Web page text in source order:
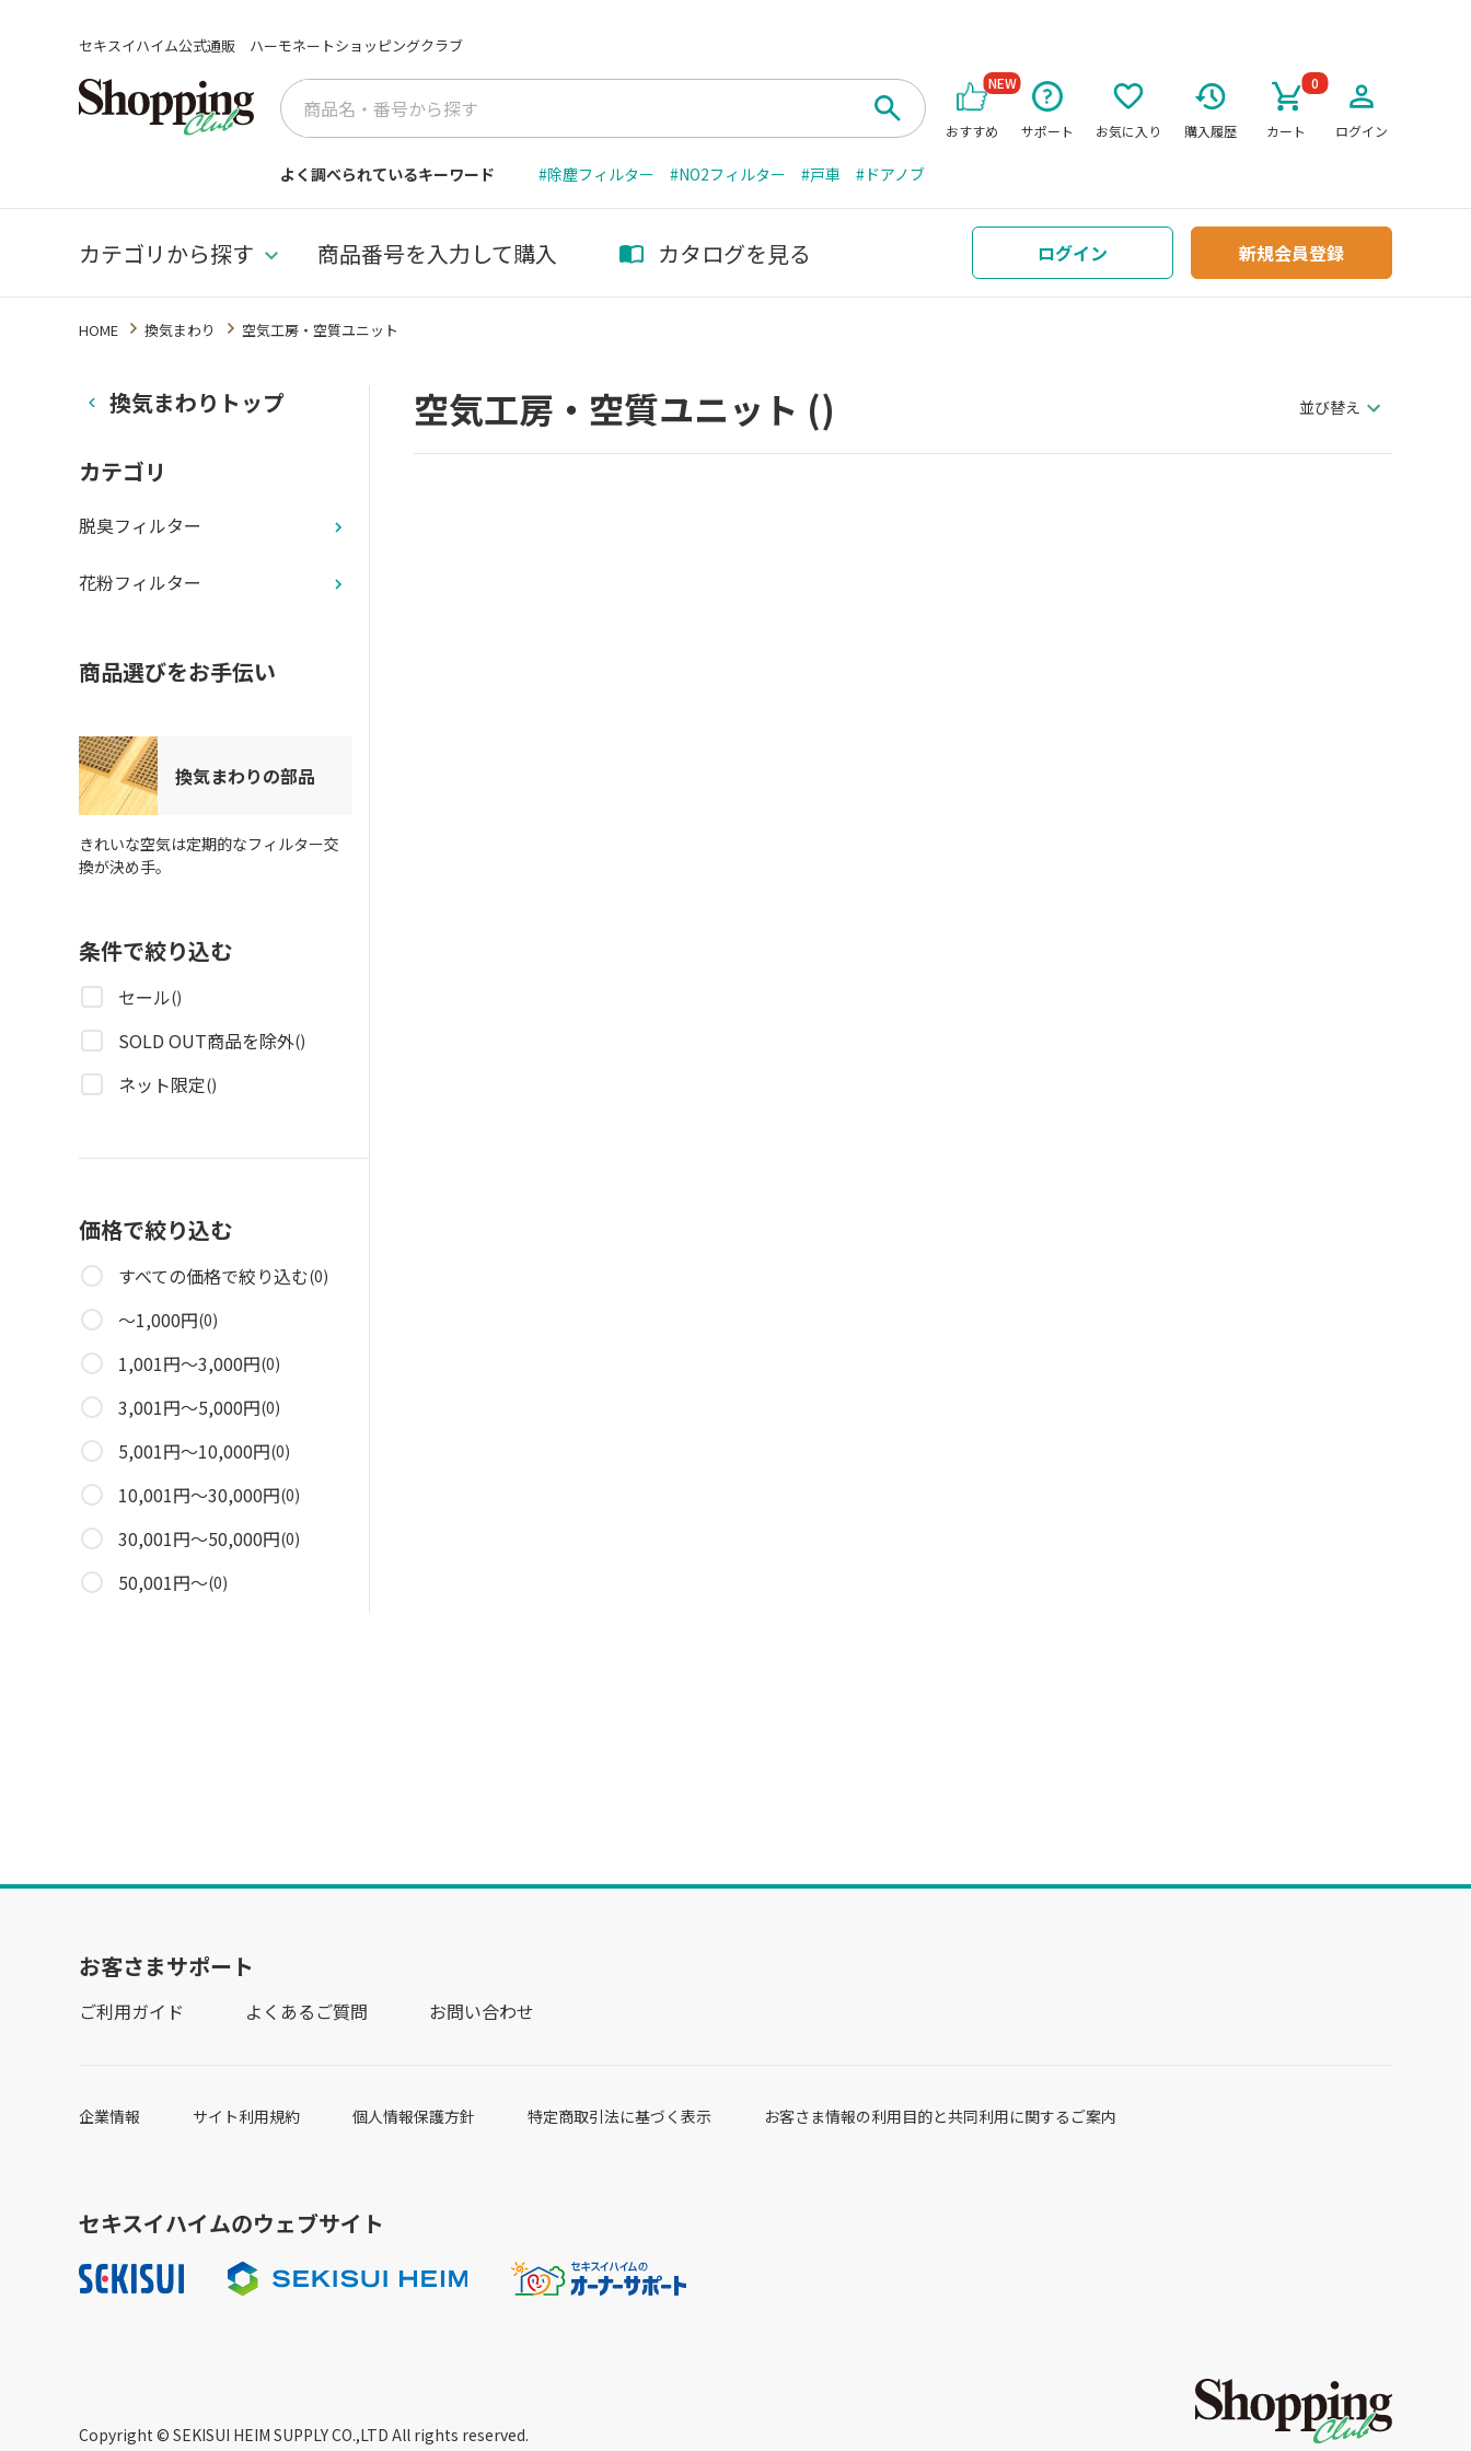
セキスイハイム公式通販 ハーモネートショッピングクラブ
おすすめ
NEW
サポート お気に入り 購入履歴 カート
0
ログイン
よく調べられているキーワード #除塵フィルター #NO2フィルター #戸車 #ドアノブ
カテゴリから探す 商品番号を入力して購入 カタログを見る ログイン 新規会員登録
HOME 換気まわり 空気工房・空質ユニット
空気工房・空質ユニット () 並び替え
換気まわりトップ
カテゴリ
脱臭フィルター
花粉フィルター
商品選びをお手伝い
換気まわりの部品
きれいな空気は定期的なフィルター交
換が決め手。
条件で絞り込む
セール()
SOLD OUT商品を除外()
ネット限定()
価格で絞り込む
すべての価格で絞り込む(0)
～1,000円(0)
1,001円～3,000円(0)
3,001円～5,000円(0)
5,001円～10,000円(0)
10,001円～30,000円(0)
30,001円～50,000円(0)
50,001円～(0)
お客さまサポート
ご利用ガイド よくあるご質問 お問い合わせ
企業情報 サイト利用規約 個人情報保護方針 特定商取引法に基づく表示 お客さま情報の利用目的と共同利用に関するご案内
セキスイハイムのウェブサイト
Copyright © SEKISUI HEIM SUPPLY CO.,LTD All rights reserved.